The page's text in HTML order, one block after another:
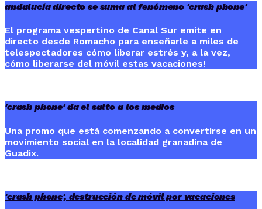
andalucía directo se suma al fenómeno 'crash phone'
El programa vespertino de Canal Sur emite en
directo desde Romacho para enseñarle a miles de
telespectadores cómo liberar estrés y, a la vez,
cómo liberarse del móvil estas vacaciones!
'crash phone' da el salto a los medios
Una promo que está comenzando a convertirse en un
movimiento social en la localidad granadina de
Guadix.
'crash phone', destrucción de móvil por vacaciones